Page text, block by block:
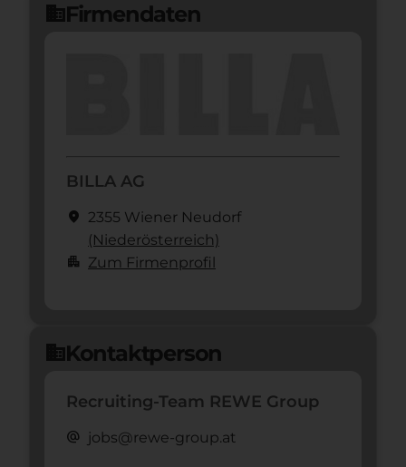
domainFirmendaten
BILLA AG
location_on 2355 Wiener Neudorf
(Nieder­österreich)
apartment Zum Firmenprofil
domainKontaktperson
Recruiting-Team REWE Group
alternate_email jobs@rewe-group.at